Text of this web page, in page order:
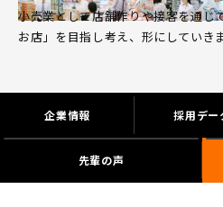
企業情報 採用デー
先輩の声
小売業として店舗作りや接客を通じ
お店」を目指し考え、形にしていきま